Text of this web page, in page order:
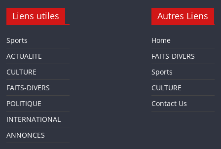
Liens utiles
Sports
ACTUALITE
CULTURE
FAITS-DIVERS
POLITIQUE
INTERNATIONAL
ANNONCES
Autres Liens
Home
FAITS-DIVERS
Sports
CULTURE
Contact Us